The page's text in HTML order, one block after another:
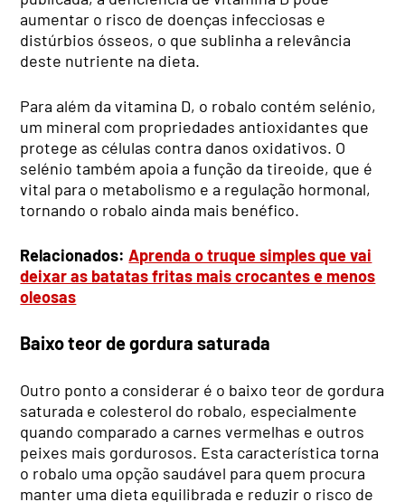
aumentar o risco de doenças infecciosas e
distúrbios ósseos, o que sublinha a relevância
deste nutriente na dieta.
Para além da vitamina D, o robalo contém selénio,
um mineral com propriedades antioxidantes que
protege as células contra danos oxidativos. O
selénio também apoia a função da tireoide, que é
vital para o metabolismo e a regulação hormonal,
tornando o robalo ainda mais benéfico.
Relacionados:Aprenda o truque simples que vai
deixar as batatas fritas mais crocantes e menos
oleosas
Baixo teor de gordura saturada
Outro ponto a considerar é o baixo teor de gordura
saturada e colesterol do robalo, especialmente
quando comparado a carnes vermelhas e outros
peixes mais gordurosos. Esta característica torna
o robalo uma opção saudável para quem procura
manter uma dieta equilibrada e reduzir o risco de